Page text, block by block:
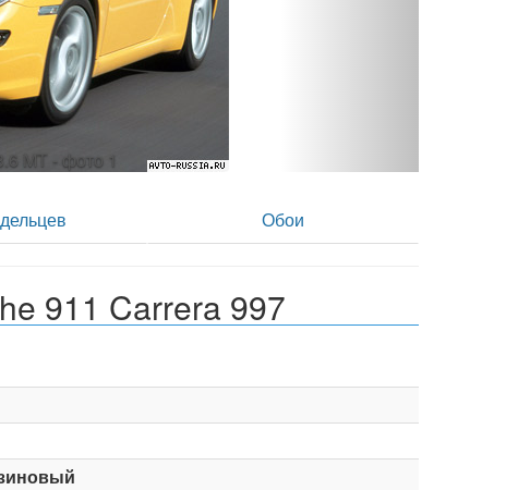
MT - фото 2
Обои
911 Carrera 997